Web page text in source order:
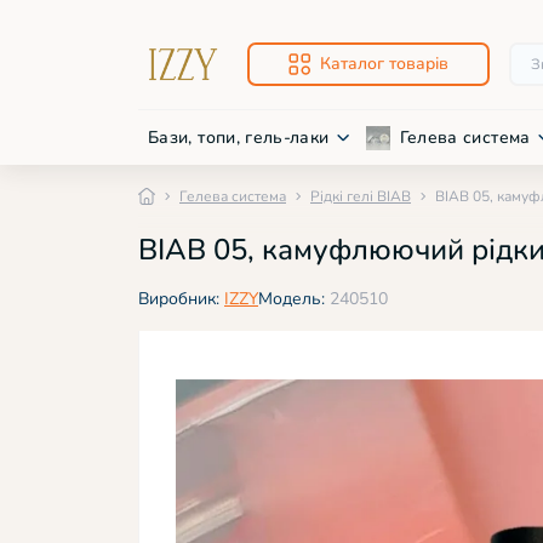
Каталог товарів
Бази, топи, гель-лаки Гелева система
Гелева система Рідкі гелі BIAB BIAB 05,
BIAB 05, камуфлюючий
Виробник: IZZYМодель: 240510